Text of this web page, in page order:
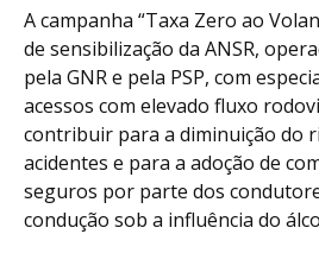
A campanha “Taxa Zero ao
de sensibilização da ANSR,
pela GNR e pela PSP, com
acessos com elevado fluxo
contribuir para a diminuição do
acidentes e para a adoção de
seguros por parte dos
condução sob a influência do